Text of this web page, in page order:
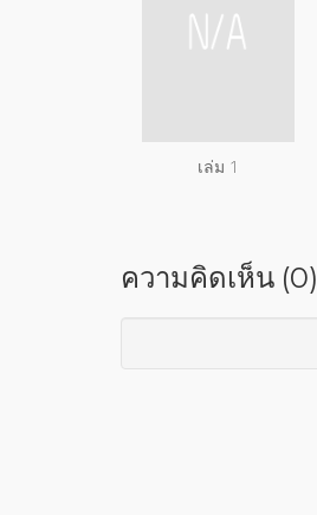
เล่ม 1
ความคิดเห็น (0)